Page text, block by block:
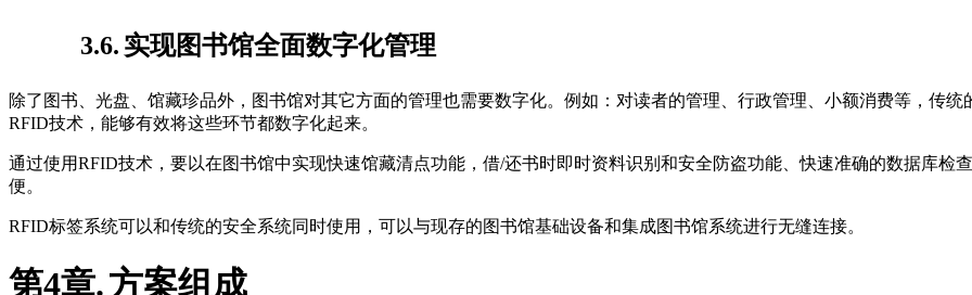
3.6. 实现图书馆全面数字化管理
除了图书、光盘、馆藏珍品外，图书馆对其它方面的管理也需要数字化。例如：对读者的管理、行政管理、小额消费等，传
RFID技术，能够有效将这些环节都数字化起来。
通过使用RFID技术，要以在图书馆中实现快速馆藏清点功能，借/还书时即时资料识别和安全防盗功能、快速准确的数据库检
便。
RFID标签系统可以和传统的安全系统同时使用，可以与现存的图书馆基础设备和集成图书馆系统进行无缝连接。
第4章.方案组成